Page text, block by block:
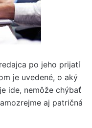
po jeho prijatí
je uvedené, o aký
ide, nemôže chýbať
aj patričná